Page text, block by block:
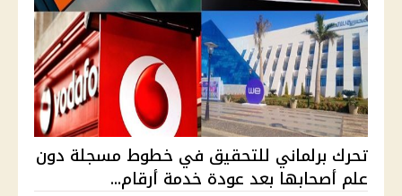
تحرك برلماني للتحقيق في خطوط مسجلة دون
علم أصحابها بعد عودة خدمة أرقام...